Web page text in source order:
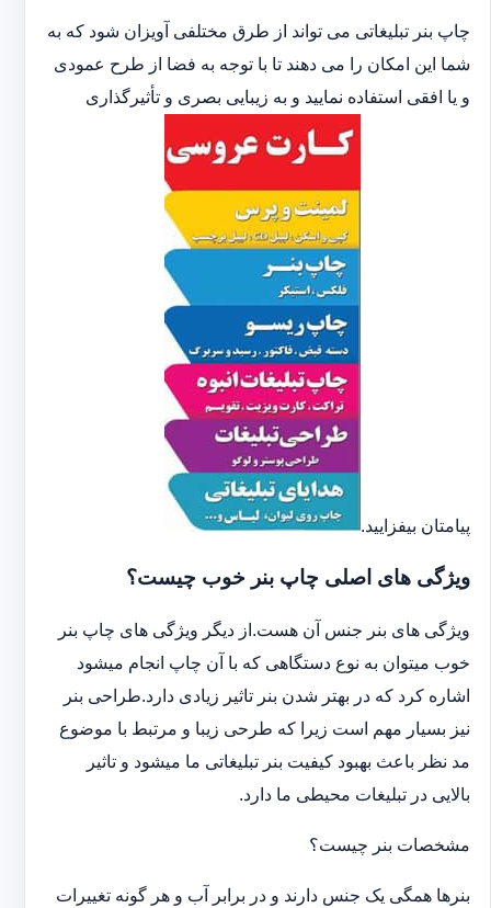
چاپ بنر تبلیغاتی می تواند از طرق مختلفی آویزان شود که به
شما این امکان را می دهند تا با توجه به فضا از طرح عمودی
و یا افقی استفاده نمایید و به زیبایی بصری و تأثیرگذاری
پیامتان بیفزایید.
ویژگی های اصلی چاپ بنر خوب چیست؟
ویژگی های بنر جنس آن هست.از دیگر ویژگی های چاپ بنر
خوب میتوان به نوع دستگاهی که با آن چاپ انجام میشود
اشاره کرد که در بهتر شدن بنر تاثیر زیادی دارد.طراحی بنر
نیز بسیار مهم است زیرا که طرحی زیبا و مرتبط با موضوع
مد نظر باعث بهبود کیفیت بنر تبلیغاتی ما میشود و تاثیر
بالایی در تبلیغات محیطی ما دارد.
مشخصات بنر چیست؟
بنرها همگی یک جنس دارند و در برابر آب و هر گونه تغییرات